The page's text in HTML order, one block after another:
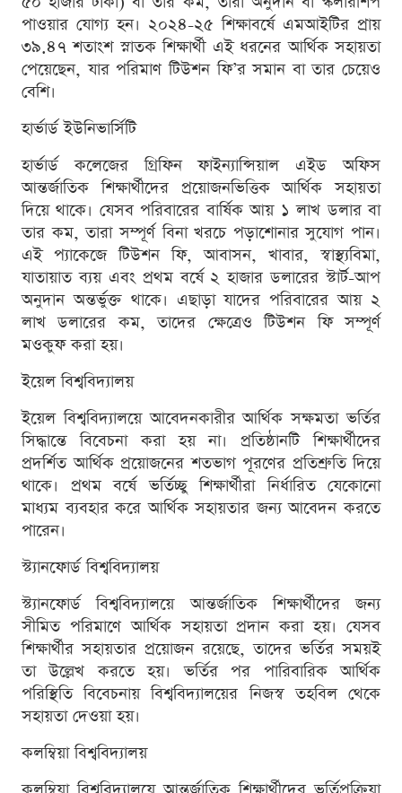
পাওয়ার যোগ্য হন। ২০২৪-২৫ শিক্ষাবর্ষে এমআইটির প্রায়
৩৯.৪৭ শতাংশ স্নাতক শিক্ষার্থী এই ধরনের আর্থিক সহায়তা
পেয়েছেন, যার পরিমাণ টিউশন ফি’র সমান বা তার চেয়েও
বেশি।
হার্ভার্ড ইউনিভার্সিটি
হার্ভার্ড কলেজের গ্রিফিন ফাইন্যান্সিয়াল এইড অফিস
আন্তর্জাতিক শিক্ষার্থীদের প্রয়োজনভিত্তিক আর্থিক সহায়তা
দিয়ে থাকে। যেসব পরিবারের বার্ষিক আয় ১ লাখ ডলার বা
তার কম, তারা সম্পূর্ণ বিনা খরচে পড়াশোনার সুযোগ পান।
এই প্যাকেজে টিউশন ফি, আবাসন, খাবার, স্বাস্থ্যবিমা,
যাতায়াত ব্যয় এবং প্রথম বর্ষে ২ হাজার ডলারের স্টার্ট-আপ
অনুদান অন্তর্ভুক্ত থাকে। এছাড়া যাদের পরিবারের আয় ২
লাখ ডলারের কম, তাদের ক্ষেত্রেও টিউশন ফি সম্পূর্ণ
মওকুফ করা হয়।
ইয়েল বিশ্ববিদ্যালয়
ইয়েল বিশ্ববিদ্যালয়ে আবেদনকারীর আর্থিক সক্ষমতা ভর্তির
সিদ্ধান্তে বিবেচনা করা হয় না। প্রতিষ্ঠানটি শিক্ষার্থীদের
প্রদর্শিত আর্থিক প্রয়োজনের শতভাগ পূরণের প্রতিশ্রুতি দিয়ে
থাকে। প্রথম বর্ষে ভর্তিচ্ছু শিক্ষার্থীরা নির্ধারিত যেকোনো
মাধ্যম ব্যবহার করে আর্থিক সহায়তার জন্য আবেদন করতে
পারেন।
স্ট্যানফোর্ড বিশ্ববিদ্যালয়
স্ট্যানফোর্ড বিশ্ববিদ্যালয়ে আন্তর্জাতিক শিক্ষার্থীদের জন্য
সীমিত পরিমাণে আর্থিক সহায়তা প্রদান করা হয়। যেসব
শিক্ষার্থীর সহায়তার প্রয়োজন রয়েছে, তাদের ভর্তির সময়ই
তা উল্লেখ করতে হয়। ভর্তির পর পারিবারিক আর্থিক
পরিস্থিতি বিবেচনায় বিশ্ববিদ্যালয়ের নিজস্ব তহবিল থেকে
সহায়তা দেওয়া হয়।
কলম্বিয়া বিশ্ববিদ্যালয়